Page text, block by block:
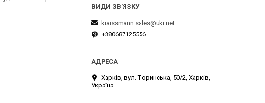
kraissmann.sales@ukr.net
+380687125556
Харків, вул. Тюринська, 50/2, Харків,
Україна